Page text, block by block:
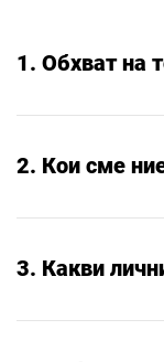
1. Обхват на
2. Кои сме
3. Какви